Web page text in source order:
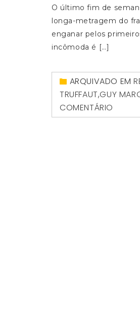
O último fim de
longa-metragem do
enganar pelos
incômoda é […]
ARQUIVADO EM
TRUFFAUT,GUY
COMENTÁRIO